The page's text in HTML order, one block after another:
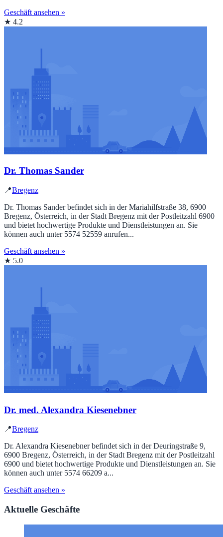
Geschäft ansehen »
★ 4.2
Dr. Thomas Sander
📍Bregenz
Dr. Thomas Sander befindet sich in der Mariahilfstraße 38, 6900
Bregenz, Österreich, in der Stadt Bregenz mit der Postleitzahl 6900
und bietet hochwertige Produkte und Dienstleistungen an. Sie
können auch unter 5574 52559 anrufen...
Geschäft ansehen »
★ 5.0
Dr. med. Alexandra Kiesenebner
📍Bregenz
Dr. Alexandra Kiesenebner befindet sich in der Deuringstraße 9,
6900 Bregenz, Österreich, in der Stadt Bregenz mit der Postleitzahl
6900 und bietet hochwertige Produkte und Dienstleistungen an. Sie
können auch unter 5574 66209 a...
Geschäft ansehen »
Aktuelle Geschäfte